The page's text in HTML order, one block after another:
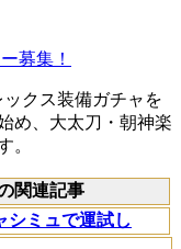
募集！
クス装備ガチャを
め、大太刀・朝神楽
。
関連記事
シミュで運試し